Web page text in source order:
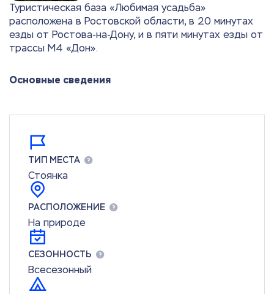
Туристическая база «Любимая усадьба»
расположена в Ростовской области, в 20 минутах
езды от Ростова-на-Дону, и в пяти минутах езды от
трассы М4 «Дон».
Основные сведения
ТИП МЕСТА
Стоянка
РАСПОЛОЖЕНИЕ
На природе
СЕЗОННОСТЬ
Всесезонный